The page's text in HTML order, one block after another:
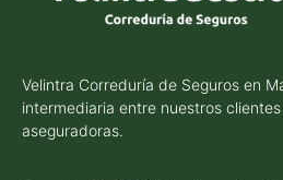
Velintra Correduría de Seguros en
intermediaria entre nuestros
aseguradoras.